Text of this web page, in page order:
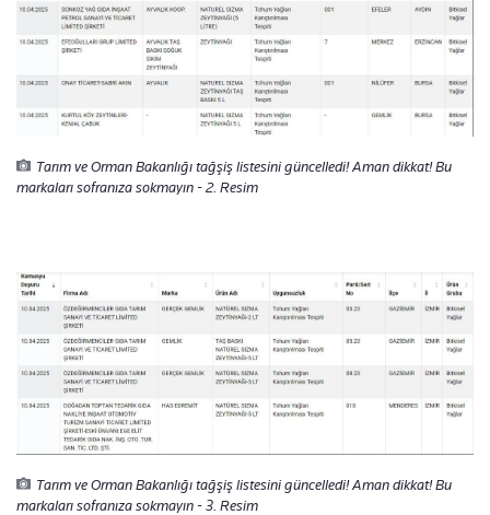
Tarım ve Orman Bakanlığı tağşiş listesini güncelledi! Aman dikkat! Bu
markaları sofranıza sokmayın - 2. Resim
Tarım ve Orman Bakanlığı tağşiş listesini güncelledi! Aman dikkat! Bu
markaları sofranıza sokmayın - 3. Resim